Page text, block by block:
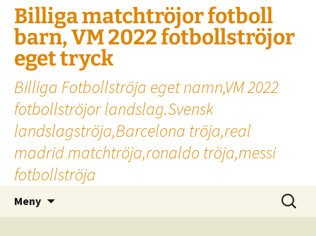
Billiga matchtröjor fotboll
barn, VM 2022 fotbollströjor
eget tryck
Billiga Fotbollströja eget namn,VM 2022
fotbollströjor landslag.Svensk
landslagströja,Barcelona tröja,real
madrid matchtröja,ronaldo tröja,messi
fotbollströja
Meny
Sök
efter: